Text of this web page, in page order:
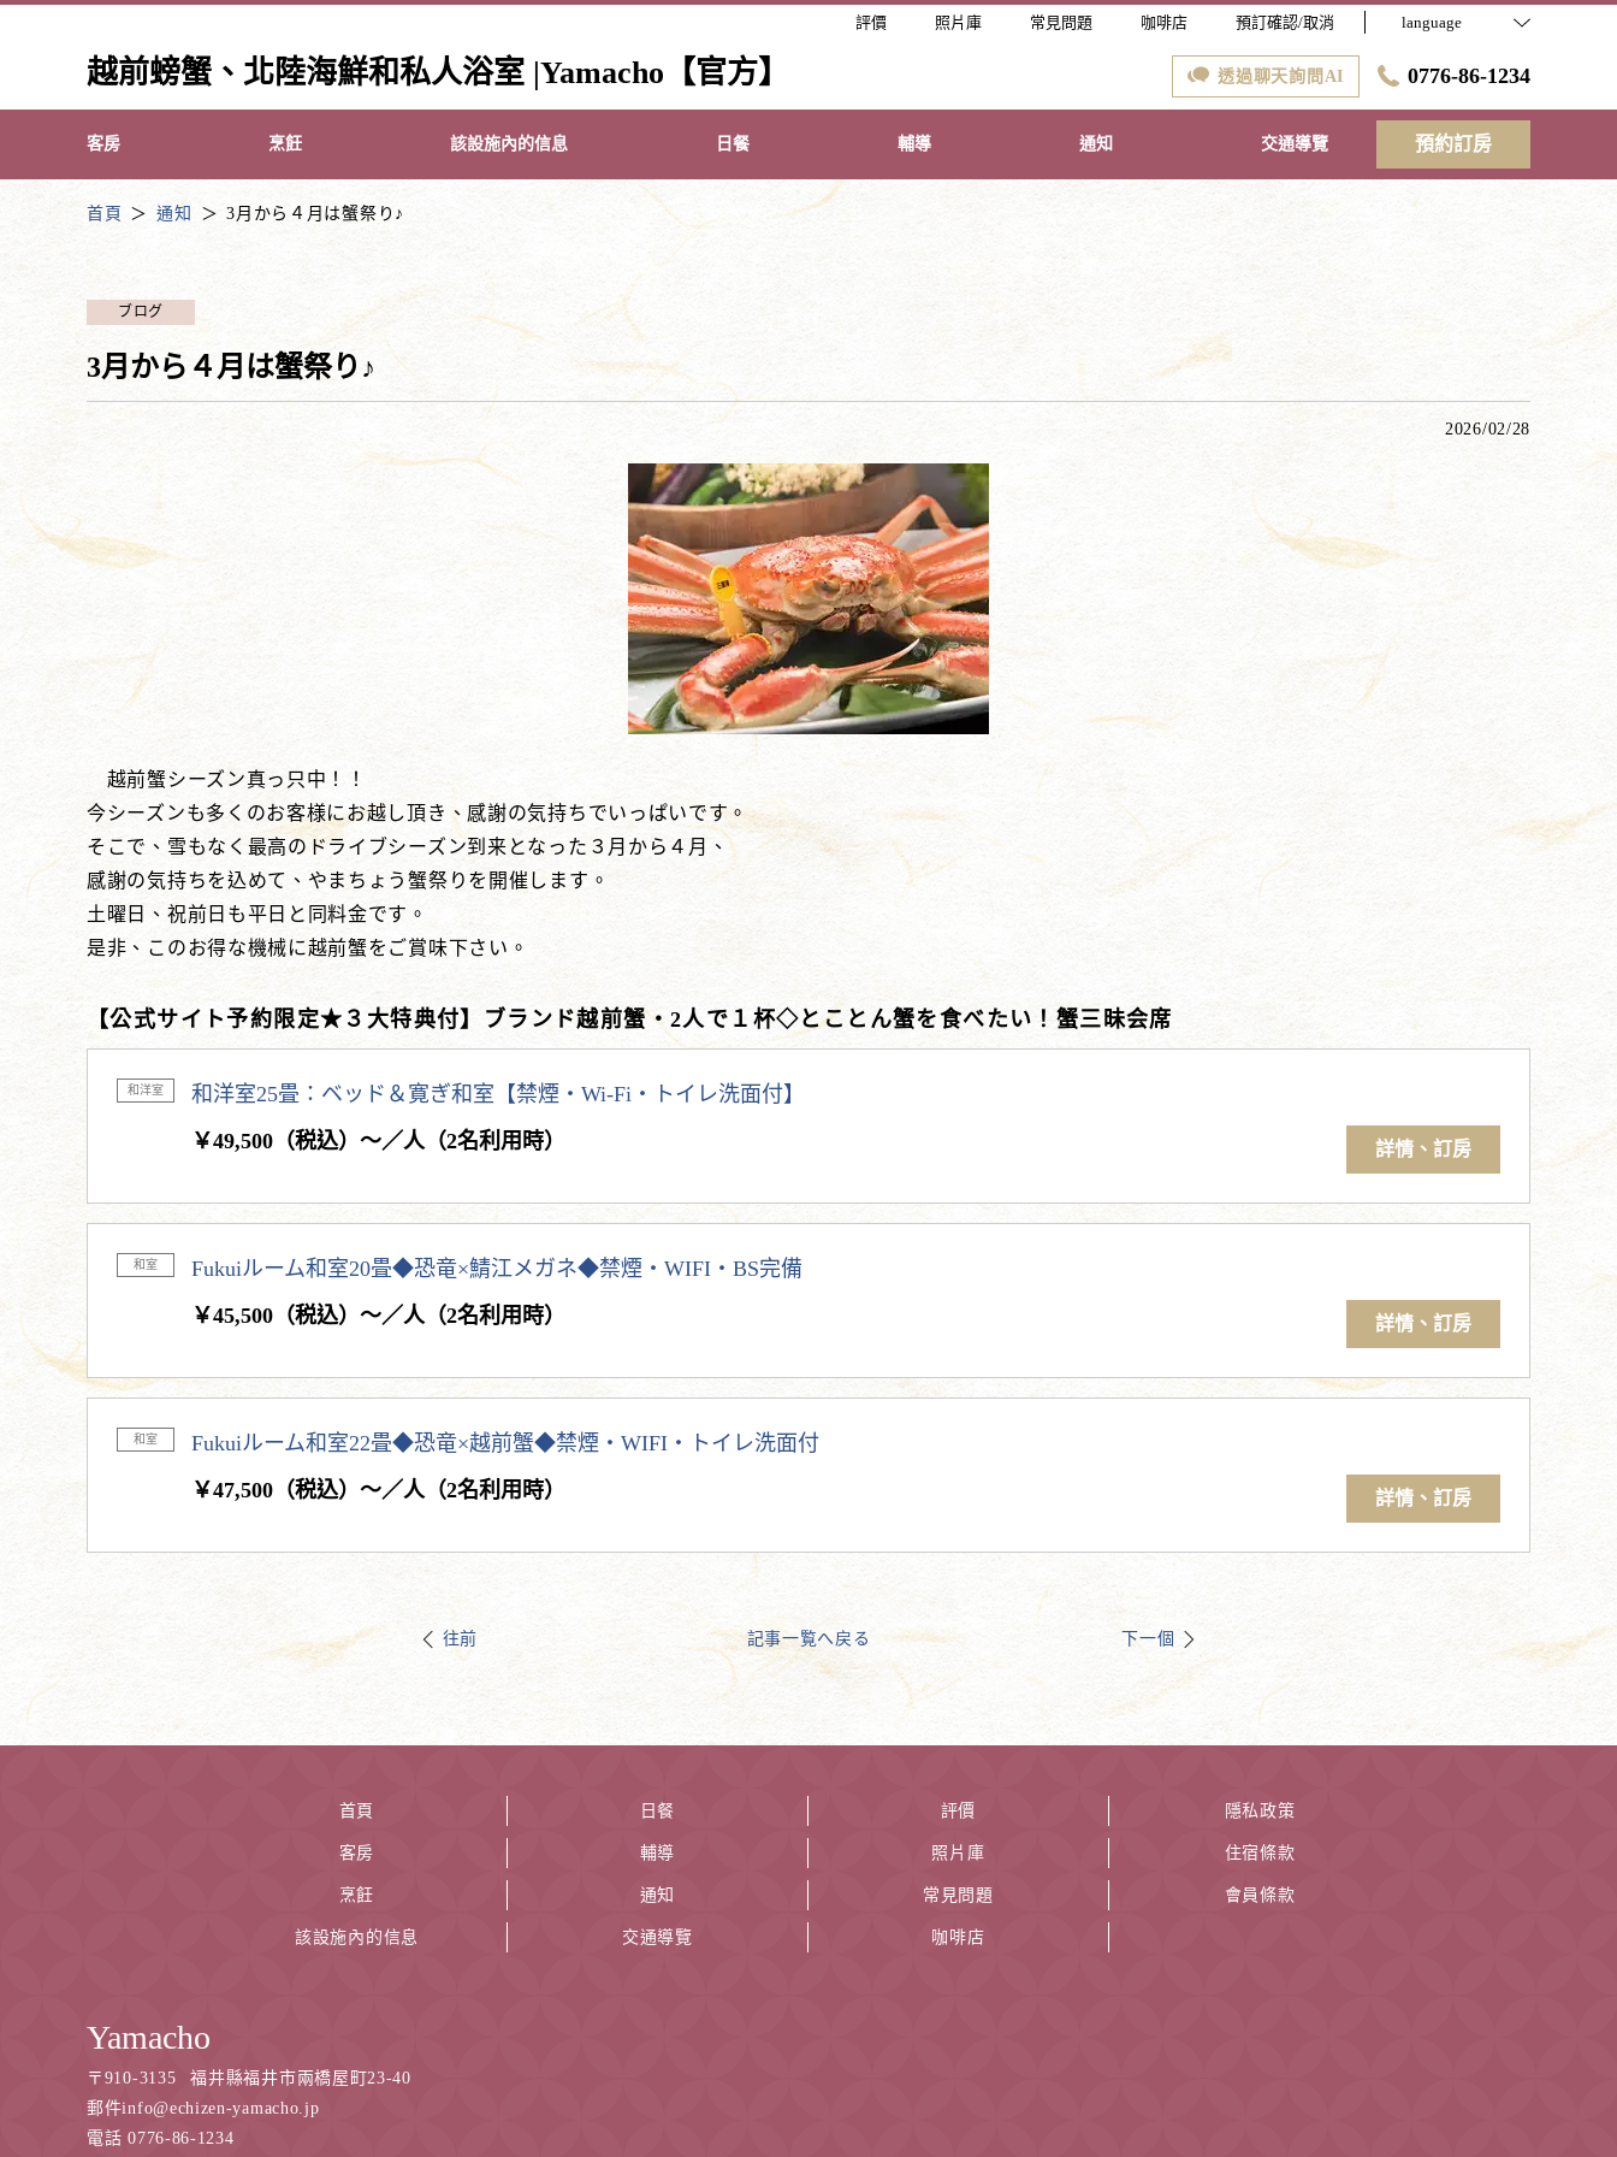
評價 照片庫 常見問題 咖啡店 預訂確認/取消 language
越前螃蟹、北陸海鮮和私人浴室 |Yamacho【官方】 透過聊天詢問AI 0776-86-1234
客房 烹飪 該設施內的信息 日餐 輔導 通知 交通導覽 預約訂房
首頁 通知 3月から４月は蟹祭り♪
ブログ
3月から４月は蟹祭り♪
2026/02/28
越前蟹シーズン真っ只中！！
今シーズンも多くのお客様にお越し頂き、感謝の気持ちでいっぱいです。
そこで、雪もなく最高のドライブシーズン到来となった３月から４月、
感謝の気持ちを込めて、やまちょう蟹祭りを開催します。
土曜日、祝前日も平日と同料金です。
是非、このお得な機械に越前蟹をご賞味下さい。
【公式サイト予約限定★３大特典付】ブランド越前蟹・2人で１杯◇とことん蟹を食べたい！蟹三昧会席
和洋室
和洋室25畳：ベッド＆寛ぎ和室【禁煙・Wi-Fi・トイレ洗面付】
￥49,500（税込）～／人（2名利用時）
詳情、訂房
和室
Fukuiルーム和室20畳◆恐竜×鯖江メガネ◆禁煙・WIFI・BS完備
￥45,500（税込）～／人（2名利用時）
詳情、訂房
和室
Fukuiルーム和室22畳◆恐竜×越前蟹◆禁煙・WIFI・トイレ洗面付
￥47,500（税込）～／人（2名利用時）
詳情、訂房
往前 記事一覧へ戻る 下一個
首頁
客房
烹飪
該設施內的信息
日餐
輔導
通知
交通導覽
評價
照片庫
常見問題
咖啡店
隱私政策
住宿條款
會員條款
Yamacho
〒 910-3135
福井縣福井市兩橋屋町23-40
郵件info@echizen-yamacho.jp
電話 0776-86-1234